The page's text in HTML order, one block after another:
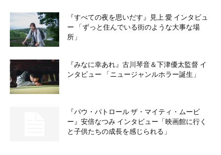
『すべての夜を思いだす』見上 愛 インタビュ
ー 「ずっと住んでいる街のような大事な場
所」
『みなに幸あれ』古川琴音＆下津優太監督 イ
ンタビュー 「ニュージャンルホラー誕生」
『パウ・パトロール ザ・マイティ・ムービ
ー』安倍なつみ インタビュー「映画館に行く
と子供たちの成長を感じられる」